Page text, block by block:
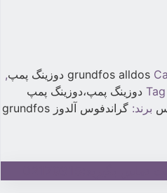
دوزینگ پمپ,
Tag دوزینگ پمپ،دوزینگ پمپ
برند:
گراندفوس آلدوز grundfos